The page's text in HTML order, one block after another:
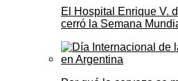
El Hospital Enrique V.
cerró la Semana